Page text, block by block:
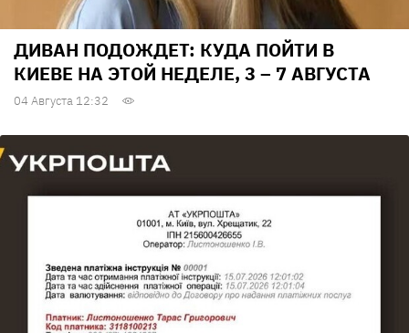
ДИВАН ПОДОЖДЕТ: КУДА ПОЙТИ В
КИЕВЕ НА ЭТОЙ НЕДЕЛЕ, 3 – 7 АВГУСТА
04 Августа 12:32